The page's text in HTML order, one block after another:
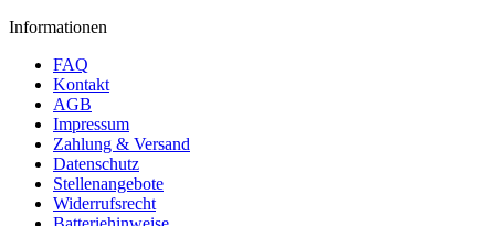
Informationen
FAQ
Kontakt
AGB
Impressum
Zahlung & Versand
Datenschutz
Stellenangebote
Widerrufsrecht